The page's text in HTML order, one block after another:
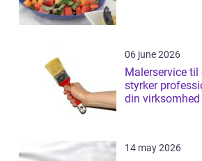
06 june 2026
Malerservice til
styrker
din virksomhed
14 may 2026